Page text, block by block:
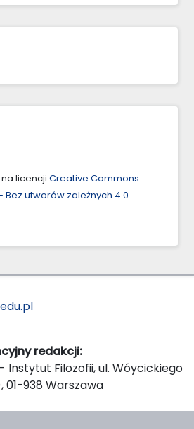
licencji Creative Commons
Bez utworów zależnych 4.0
redakcji:
Instytut Filozofii, ul. Wóycickiego
01-938 Warszawa